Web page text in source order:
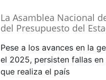
La Asamblea Nacional
del Presupuesto del
Pese a los avances en la
el 2025, persisten fallas
que realiza el país